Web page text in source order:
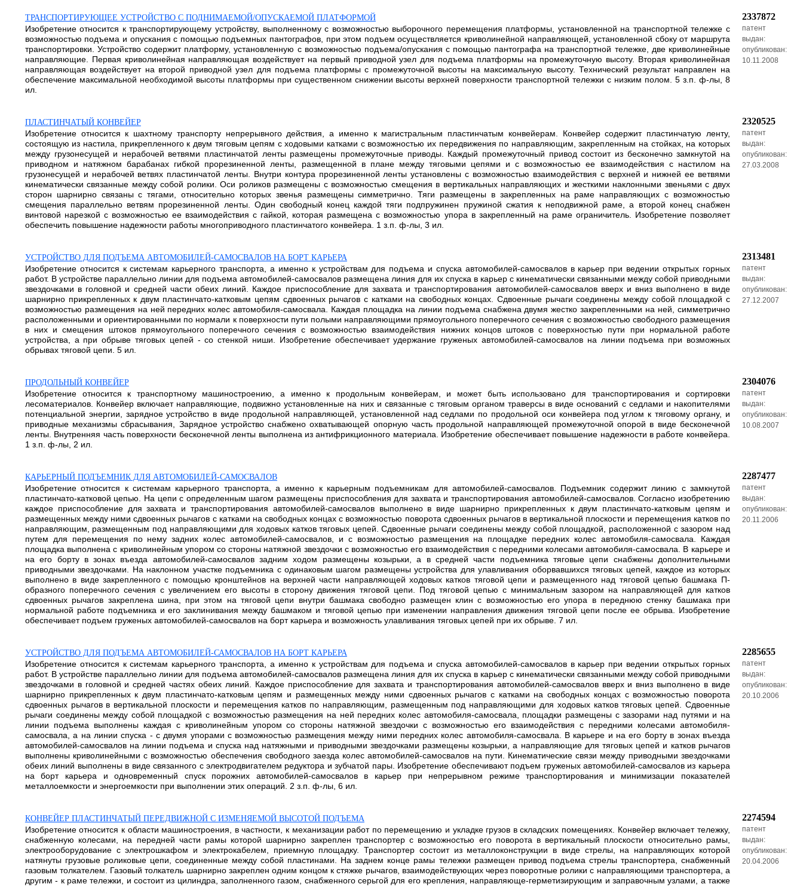
ТРАНСПОРТИРУЮЩЕЕ УСТРОЙСТВО С ПОДНИМАЕМОЙ/ОПУСКАЕМОЙ ПЛАТФОРМОЙ
Изобретение относится к транспортирующему устройству, выполненному с возможностью выборочного перемещения платформы, установленной на транспортной тележке с
возможностью подъема и опускания с помощью подъемных пантографов, при этом подъем осуществляется криволинейной направляющей, установленной сбоку от маршрута
транспортировки. Устройство содержит платформу, установленную с возможностью подъема/опускания с помощью пантографа на транспортной тележке, две криволинейные
направляющие. Первая криволинейная направляющая воздействует на первый приводной узел для подъема платформы на промежуточную высоту. Вторая криволинейная
направляющая воздействует на второй приводной узел для подъема платформы с промежуточной высоты на максимальную высоту. Технический результат направлен на
обеспечение максимальной необходимой высоты платформы при существенном снижении высоты верхней поверхности транспортной тележки с низким полом. 5 з.п. ф-лы, 8
ил.
2337872
патент
выдан:
опубликован:
10.11.2008
ПЛАСТИНЧАТЫЙ КОНВЕЙЕР
Изобретение относится к шахтному транспорту непрерывного действия, а именно к магистральным пластинчатым конвейерам. Конвейер содержит пластинчатую ленту,
состоящую из настила, прикрепленного к двум тяговым цепям с ходовыми катками с возможностью их передвижения по направляющим, закрепленным на стойках, на которых
между грузонесущей и нерабочей ветвями пластинчатой ленты размещены промежуточные приводы. Каждый промежуточный привод состоит из бесконечно замкнутой на
приводном и натяжном барабанах гибкой прорезиненной ленты, размещенной в плане между тяговыми цепями и с возможностью ее взаимодействия с настилом на
грузонесущей и нерабочей ветвях пластинчатой ленты. Внутри контура прорезиненной ленты установлены с возможностью взаимодействия с верхней и нижней ее ветвями
кинематически связанные между собой ролики. Оси роликов размещены с возможностью смещения в вертикальных направляющих и жесткими наклонными звеньями с двух
сторон шарнирно связаны с тягами, относительно которых звенья размещены симметрично. Тяги размещены в закрепленных на раме направляющих с возможностью
смещения параллельно ветвям прорезиненной ленты. Один свободный конец каждой тяги подпружинен пружиной сжатия к неподвижной раме, а второй конец снабжен
винтовой нарезкой с возможностью ее взаимодействия с гайкой, которая размещена с возможностью упора в закрепленный на раме ограничитель. Изобретение позволяет
обеспечить повышение надежности работы многоприводного пластинчатого конвейера. 1 з.п. ф-лы, 3 ил.
2320525
патент
выдан:
опубликован:
27.03.2008
УСТРОЙСТВО ДЛЯ ПОДЪЕМА АВТОМОБИЛЕЙ-САМОСВАЛОВ НА БОРТ КАРЬЕРА
Изобретение относится к системам карьерного транспорта, а именно к устройствам для подъема и спуска автомобилей-самосвалов в карьер при ведении открытых горных
работ. В устройстве параллельно линии для подъема автомобилей-самосвалов размещена линия для их спуска в карьер с кинематически связанными между собой приводными
звездочками в головной и средней части обеих линий. Каждое приспособление для захвата и транспортирования автомобилей-самосвалов вверх и вниз выполнено в виде
шарнирно прикрепленных к двум пластинчато-катковым цепям сдвоенных рычагов с катками на свободных концах. Сдвоенные рычаги соединены между собой площадкой с
возможностью размещения на ней передних колес автомобиля-самосвала. Каждая площадка на линии подъема снабжена двумя жестко закрепленными на ней, симметрично
расположенными и ориентированными по нормали к поверхности пути полыми направляющими прямоугольного поперечного сечения с возможностью свободного размещения
в них и смещения штоков прямоугольного поперечного сечения с возможностью взаимодействия нижних концов штоков с поверхностью пути при нормальной работе
устройства, а при обрыве тяговых цепей - со стенкой ниши. Изобретение обеспечивает удержание груженых автомобилей-самосвалов на линии подъема при возможных
обрывах тяговой цепи. 5 ил.
2313481
патент
выдан:
опубликован:
27.12.2007
ПРОДОЛЬНЫЙ КОНВЕЙЕР
Изобретение относится к транспортному машиностроению, а именно к продольным конвейерам, и может быть использовано для транспортирования и сортировки
лесоматериалов. Конвейер включает направляющие, подвижно установленные на них и связанные с тяговым органом траверсы в виде оснований с седлами и накопителями
потенциальной энергии, зарядное устройство в виде продольной направляющей, установленной над седлами по продольной оси конвейера под углом к тяговому органу, и
приводные механизмы сбрасывания, Зарядное устройство снабжено охватывающей опорную часть продольной направляющей промежуточной опорой в виде бесконечной
ленты. Внутренняя часть поверхности бесконечной ленты выполнена из антифрикционного материала. Изобретение обеспечивает повышение надежности в работе конвейера.
1 з.п. ф-лы, 2 ил.
2304076
патент
выдан:
опубликован:
10.08.2007
КАРЬЕРНЫЙ ПОДЪЕМНИК ДЛЯ АВТОМОБИЛЕЙ-САМОСВАЛОВ
Изобретение относится к системам карьерного транспорта, а именно к карьерным подъемникам для автомобилей-самосвалов. Подъемник содержит линию с замкнутой
пластинчато-катковой цепью. На цепи с определенным шагом размещены приспособления для захвата и транспортирования автомобилей-самосвалов. Согласно изобретению
каждое приспособление для захвата и транспортирования автомобилей-самосвалов выполнено в виде шарнирно прикрепленных к двум пластинчато-катковым цепям и
размещенных между ними сдвоенных рычагов с катками на свободных концах с возможностью поворота сдвоенных рычагов в вертикальной плоскости и перемещения катков по
направляющим, размещенным под направляющими для ходовых катков тяговых цепей. Сдвоенные рычаги соединены между собой площадкой, расположенной с зазором над
путем для перемещения по нему задних колес автомобилей-самосвалов, и с возможностью размещения на площадке передних колес автомобиля-самосвала. Каждая
площадка выполнена с криволинейным упором со стороны натяжной звездочки с возможностью его взаимодействия с передними колесами автомобиля-самосвала. В карьере и
на его борту в зонах въезда автомобилей-самосвалов задним ходом размещены козырьки, а в средней части подъемника тяговые цепи снабжены дополнительными
приводными звездочками. На наклонном участке подъемника с одинаковым шагом размещены устройства для улавливания оборвавшихся тяговых цепей, каждое из которых
выполнено в виде закрепленного с помощью кронштейнов на верхней части направляющей ходовых катков тяговой цепи и размещенного над тяговой цепью башмака П-
образного поперечного сечения с увеличением его высоты в сторону движения тяговой цепи. Под тяговой цепью с минимальным зазором на направляющей для катков
сдвоенных рычагов закреплена шина, при этом на тяговой цепи внутри башмака свободно размещен клин с возможностью его упора в переднюю стенку башмака при
нормальной работе подъемника и его заклинивания между башмаком и тяговой цепью при изменении направления движения тяговой цепи после ее обрыва. Изобретение
обеспечивает подъем груженых автомобилей-самосвалов на борт карьера и возможность улавливания тяговых цепей при их обрыве. 7 ил.
2287477
патент
выдан:
опубликован:
20.11.2006
УСТРОЙСТВО ДЛЯ ПОДЪЕМА АВТОМОБИЛЕЙ-САМОСВАЛОВ НА БОРТ КАРЬЕРА
Изобретение относится к системам карьерного транспорта, а именно к устройствам для подъема и спуска автомобилей-самосвалов в карьер при ведении открытых горных
работ. В устройстве параллельно линии для подъема автомобилей-самосвалов размещена линия для их спуска в карьер с кинематически связанными между собой приводными
звездочками в головной и средней частях обеих линий. Каждое приспособление для захвата и транспортирования автомобилей-самосвалов вверх и вниз выполнено в виде
шарнирно прикрепленных к двум пластинчато-катковым цепям и размещенных между ними сдвоенных рычагов с катками на свободных концах с возможностью поворота
сдвоенных рычагов в вертикальной плоскости и перемещения катков по направляющим, размещенным под направляющими для ходовых катков тяговых цепей. Сдвоенные
рычаги соединены между собой площадкой с возможностью размещения на ней передних колес автомобиля-самосвала, площадки размещены с зазорами над путями и на
линии подъема выполнены каждая с криволинейным упором со стороны натяжной звездочки с возможностью его взаимодействия с передними колесами автомобиля-
самосвала, а на линии спуска - с двумя упорами с возможностью размещения между ними передних колес автомобиля-самосвала. В карьере и на его борту в зонах въезда
автомобилей-самосвалов на линии подъема и спуска над натяжными и приводными звездочками размещены козырьки, а направляющие для тяговых цепей и катков рычагов
выполнены криволинейными с возможностью обеспечения свободного заезда колес автомобилей-самосвалов на пути. Кинематические связи между приводными звездочками
обеих линий выполнены в виде связанного с электродвигателем редуктора и зубчатой пары. Изобретение обеспечивают подъем груженых автомобилей-самосвалов из карьера
на борт карьера и одновременный спуск порожних автомобилей-самосвалов в карьер при непрерывном режиме транспортирования и минимизации показателей
металлоемкости и энергоемкости при выполнении этих операций. 2 з.п. ф-лы, 6 ил.
2285655
патент
выдан:
опубликован:
20.10.2006
КОНВЕЙЕР ПЛАСТИНЧАТЫЙ ПЕРЕДВИЖНОЙ С ИЗМЕНЯЕМОЙ ВЫСОТОЙ ПОДЪЕМА
Изобретение относится к области машиностроения, в частности, к механизации работ по перемещению и укладке грузов в складских помещениях. Конвейер включает тележку,
снабженную колесами, на передней части рамы которой шарнирно закреплен транспортер с возможностью его поворота в вертикальный плоскости относительно рамы,
электрооборудование с электрошкафом и электрокабелем, приемную площадку. Транспортер состоит из металлоконструкции в виде стрелы, на направляющих которой
натянуты грузовые роликовые цепи, соединенные между собой пластинами. На заднем конце рамы тележки размещен привод подъема стрелы транспортера, снабженный
газовым толкателем. Газовый толкатель шарнирно закреплен одним концом к стяжке рычагов, взаимодействующих через поворотные ролики с направляющими транспортера, а
другим - к раме тележки, и состоит из цилиндра, заполненного газом, снабженного серьгой для его крепления, направляюще-герметизирующим и заправочным узлами, а также
2274594
патент
выдан:
опубликован:
20.04.2006